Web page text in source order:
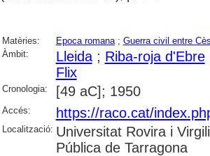
Matèries: Epoca romana; Guerra civil entre
Àmbit:
Lleida; Riba-roja d'Ebre
Flix
Cronologia: [49 aC]; 1950
Accés: https://raco.cat/
Localització: Universitat Rovira i
Pública de Tarragona